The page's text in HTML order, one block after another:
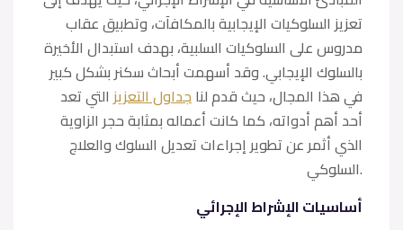
تعزيز السلوكيات الإيجابية بالمكافآت، وتطبيق عقاب
مدروس على السلوكيات السلبية، بهدف استبدال الأخيرة
بالسلوك الإيجابي. وقد أسهمت أبحاث سكنر بشكل كبير
في هذا المجال، حيث قدم لناجداول التعزيزالتي تعد
أحد أهم أدواته، كما كانت أعماله بمثابة حجر الزاوية
الذي أثمر عن تطوير إجراءات تعديل السلوك والعلاج
السلوكي.
أساسيات الإشراط الإجرائي